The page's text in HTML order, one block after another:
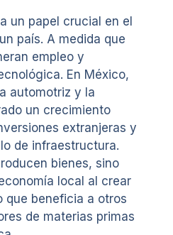
un papel crucial en el
país. A medida que
empleo y
En México,
automotriz y la
un crecimiento
extranjeras y
de infraestructura.
bienes, sino
local al crear
que beneficia a otros
de materias primas